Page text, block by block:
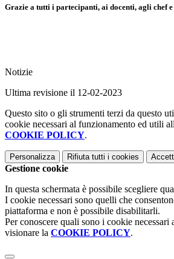
Grazie a tutti i partecipanti, ai docenti, agli chef
Notizie
Ultima revisione il 12-02-2023
Questo sito o gli strumenti terzi da questo
cookie necessari al funzionamento ed utili
COOKIE POLICY.
Personalizza Rifiuta tutti i cookies
Gestione cookie
In questa schermata è possibile scegliere
I cookie necessari sono quelli che
piattaforma e non è possibile disabilitarli.
Per conoscere quali sono i cookie necessari
visionare la COOKIE POLICY.